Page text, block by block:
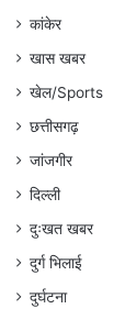
कांकेर
खास खबर
खेल/Sports
छत्तीसगढ़
जांजगीर
दिल्ली
दुःखत खबर
दुर्ग भिलाई
दुर्घटना